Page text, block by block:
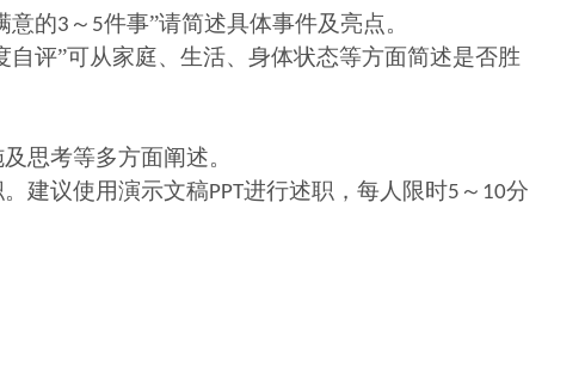
意的3 ～ 5件事”请简述具体事件及亮点。
自评”可从家庭、生活、身体状态等方面简述是否胜
思考等多方面阐述。
建议使用演示文稿PPT进行述职，每人限时5 ～ 10分